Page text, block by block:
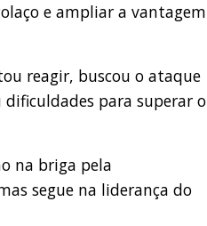
e ampliar a vantagem
reagir, buscou o ataque
para superar o
na briga pela
segue na liderança do